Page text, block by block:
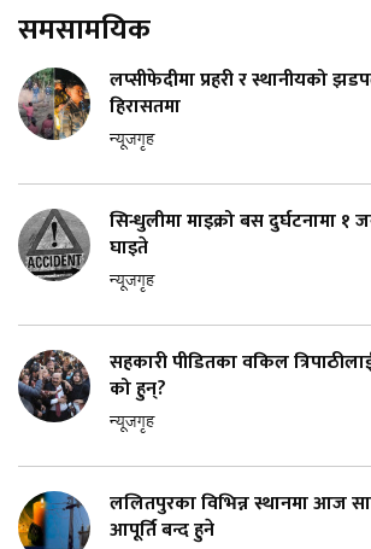
समसामयिक
लप्सीफेदीमा प्रहरी र स्थानीयको
हिरासतमा
न्यूजगृह
सिन्धुलीमा माइक्रो बस दुर्घटनामा
घाइते
न्यूजगृह
सहकारी पीडितका वकिल
को हुन्?
न्यूजगृह
ललितपुरका विभिन्न स्थानमा आज
आपूर्ति बन्द हुने